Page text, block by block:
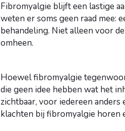
Fibromyalgie blijft een lastige
weten er soms geen raad mee:
behandeling. Niet alleen voor
omheen.
Hoewel fibromyalgie
die geen idee hebben wat het
zichtbaar, voor iedereen
klachten bij fibromyalgie horen